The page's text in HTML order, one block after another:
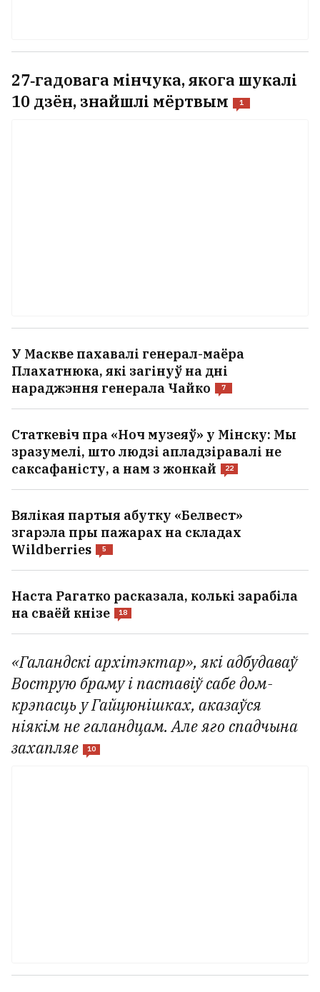
27‑гадовага мінчука, якога шукалі
10 дзён, знайшлі мёртвым
1
У Маскве пахавалі генерал-маёра
Плахатнюка, які загінуў на дні
нараджэння генерала Чайко
7
Статкевіч пра «Ноч музеяў» у Мінску: Мы
зразумелі, што людзі апладзіравалі не
саксафаністу, а нам з жонкай
22
Вялікая партыя абутку «Белвест»
згарэла пры пажарах на складах
Wildberries
5
Наста Рагатко расказала, колькі зарабіла
на сваёй кнізе
18
«Галандскі архітэктар», які адбудаваў
Вострую браму і паставіў сабе дом-
крэпасць у Гайцюнішках, аказаўся
ніякім не галандцам. Але яго спадчына
захапляе
10